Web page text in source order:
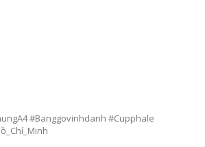
#Banggovinhdanh #Cupphale